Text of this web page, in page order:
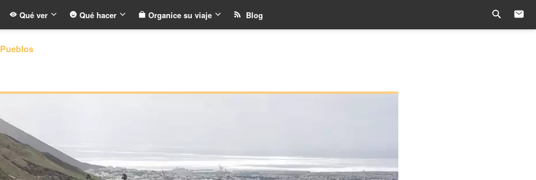
Qué ver Qué hacer Organice su viaje Blog
Pueblos